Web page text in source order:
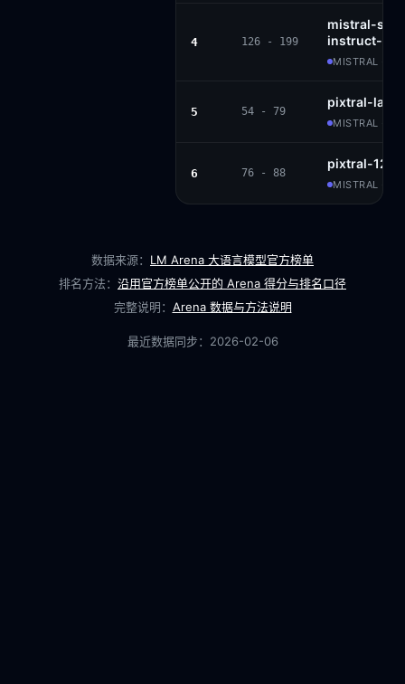
4 126 - 199
mistral-
instruct-
MISTRAL ·
5 54 - 79
pixtral-
MISTRAL ·
6 76 - 88
pixtral-12b-
MISTRAL ·
数据来源： LM Arena 大语言模型官方榜单
排名方法： 沿用官方榜单公开的 Arena 得分与排名口径
完整说明： Arena 数据与方法说明
最近数据同步： 2026-02-06